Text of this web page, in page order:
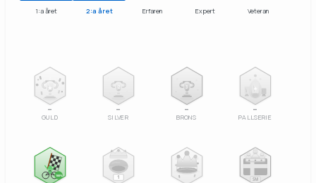
1:a året 2:a året Erfaren Expert Veteran
–
GULD
–
SILVER
3
–
BRONS
–
PALLSERIE
100% 1 SM